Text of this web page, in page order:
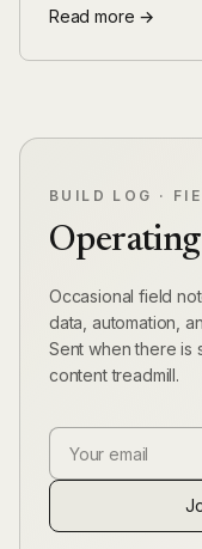
Read more →
BUILD LOG ·
Occasional field
data, automation,
Sent when there is
content treadmill.
Email Address